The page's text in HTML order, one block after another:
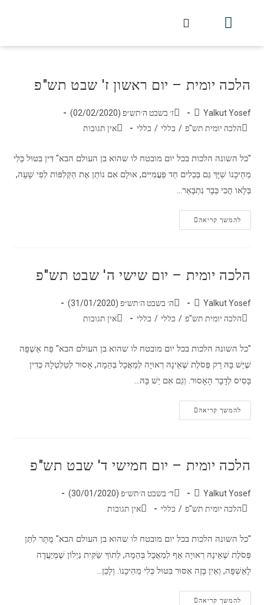
הלכה יומית – יום ראשון ז' שבט תש"פ
Yalkut Yosef
ז׳ בשבט ה׳תש״פ (02/02/2020)
הלכה יומית תש"פ / כללי / כללי אין תגובות
"כל השונה הלכות בכל יום מובטח לו שהוא בן העולם הבא" דִּין בִּטּוּל כְּלִי
מֵהֵיכָנוֹ שַׁיָּךְ גַּם בְּכֵלִים חַד פַּעֲמִיִּים, אוּלָם אִם נוֹתֵן אֶת הַקְּלִפּוֹת לְפִי שָׁעָה,
בְּלָאו הֲכִי כְּבָר נִתְבָּאֵר…
להמשך קריאה
הלכה יומית – יום שישי ה' שבט תש"פ
Yalkut Yosef
ה׳ בשבט ה׳תש״פ (31/01/2020)
הלכה יומית תש"פ / כללי / כללי אין תגובות
"כל השונה הלכות בכל יום מובטח לו שהוא בן העולם הבא" פַּח אַשְׁפָּה
שֶׁיֵּשׁ בָּהּ רַק פְּסֹלֶת שֶׁאֵינָהּ רְאוּיָה לְמַאֲכָל בְּהֵמָה, אָסוּר לְטַלְטְלָהּ כְּדִין
בָּסִיס לְדָבָר הָאָסוּר. וְגַם אִם יֵשׁ בָּהּ…
להמשך קריאה
הלכה יומית – יום חמישי ד' שבט תש"פ
Yalkut Yosef
ד׳ בשבט ה׳תש״פ (30/01/2020)
הלכה יומית תש"פ / כללי אין תגובות
"כל השונה הלכות בכל יום מובטח לו שהוא בן העולם הבא" מֻתָּר לִתֵּן
פְּסֹלֶת שֶׁאֵינָהּ רְאוּיָה אַף לְמַאֲכָל בְּהֵמָה, לְתוֹךְ שַׂקִּית נַיְלוֹן שֶׁמְּיַעֲדָה
לָאַשְׁפָּה, וְאֵין בָּזֶה אִסּוּר בִּטּוּל כְּלִי מֵהֵיכָנוֹ. וְלָכֵן…
להמשך קריאה